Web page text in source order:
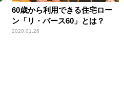
60歳から利用できる住宅ロー
ン「リ・バース60」とは？
2020.01.26